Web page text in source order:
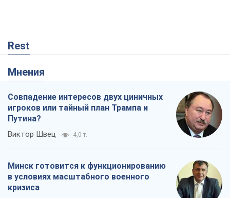
Rest
Мнения
Совпадение интересов двух циничных
игроков или тайный план Трампа и
Путина?
Виктор Швец 4,0 т.
Минск готовится к функционированию
в условиях масштабного военного
кризиса